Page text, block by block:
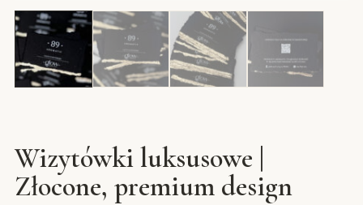
Wizytówki luksusowe |
Złocone, premium design